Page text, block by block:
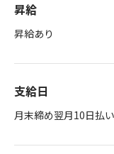
昇給
昇給あり
支給日
月末締め翌月10日払い